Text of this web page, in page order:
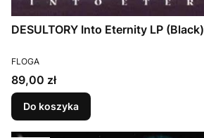
DESULTORY Into Eternity LP (Black)
PRODUCENT
FLOGA
Cena
89,00 zł
Do koszyka